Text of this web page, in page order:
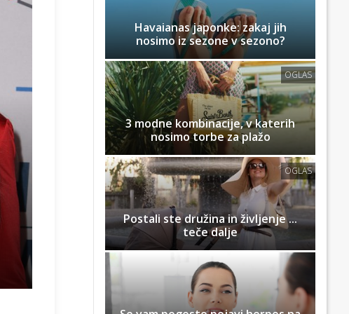
Havaianas japonke: zakaj jih
nosimo iz sezone v sezono?
OGLAS
3 modne kombinacije, v katerih
nosimo torbe za plažo
OGLAS
Postali ste družina in življenje ...
teče dalje